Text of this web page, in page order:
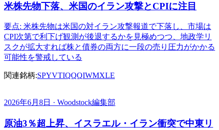
米株先物下落、米国のイラン攻撃とCPIに注目
要点: 米株先物は米国の対イラン攻撃報道で下落し、市場は
CPI次第で利下げ観測が後退するかを見極めつつ、地政学リ
スクが拡大すれば株と債券の両方に一段の売り圧力がかかる
可能性を警戒している
関連銘柄:SPYVTIQQQIWMXLE
2026年6月8日 · Woodstock編集部
原油3％超上昇、イスラエル・イラン衝突で中東リ